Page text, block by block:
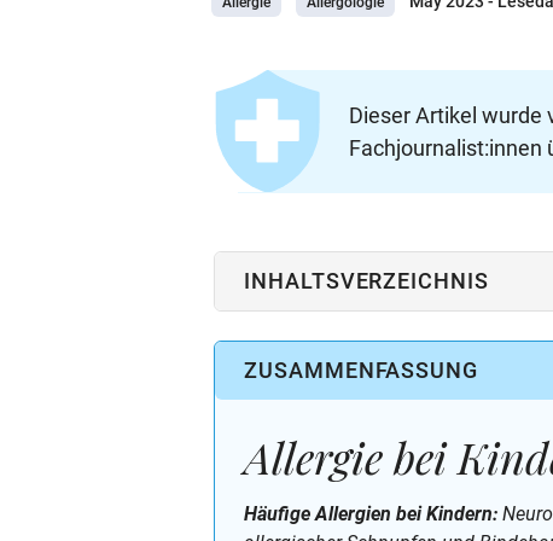
Dieser Artikel wurde
Fachjournalist:innen
INHALTSVERZEICHNIS
ZUSAMMENFASSUNG
Allergie bei
Häufige Allergien bei Kindern: